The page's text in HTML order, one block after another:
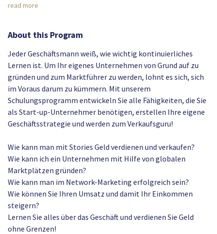
read more
About this Program
Jeder Geschäftsmann weiß, wie wichtig kontinuierliches
Lernen ist. Um Ihr eigenes Unternehmen von Grund auf zu
gründen und zum Marktführer zu werden, lohnt es sich, sich
im Voraus darum zu kümmern. Mit unserem
Schulungsprogramm entwickeln Sie alle Fähigkeiten, die Sie
als Start-up-Unternehmer benötigen, erstellen Ihre eigene
Geschäftsstrategie und werden zum Verkaufsguru!
Wie kann man mit Stories Geld verdienen und verkaufen?
Wie kann ich ein Unternehmen mit Hilfe von globalen
Marktplätzen gründen?
Wie kann man im Network-Marketing erfolgreich sein?
Wie können Sie Ihren Umsatz und damit Ihr Einkommen
steigern?
Lernen Sie alles über das Geschäft und verdienen Sie Geld
ohne Grenzen!